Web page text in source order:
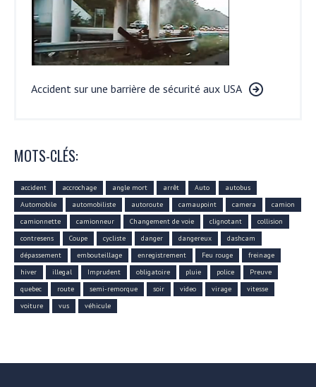
Accident sur une barrière de sécurité aux USA
MOTS-CLÉS:
accident accrochage angle mort arrêt Auto
autobus
Automobile
automobiliste autoroute camaupoint camera
camion
camionnette
camionneur Changement de voie clignotant
collision
contresens
Coupe cycliste danger dangereux
dashcam
dépassement
embouteillage enregistrement Feu rouge
freinage
hiver
illegal Imprudent obligatoire pluie police
Preuve
quebec
route semi-remorque soir video virage
vitesse
voiture
vus véhicule